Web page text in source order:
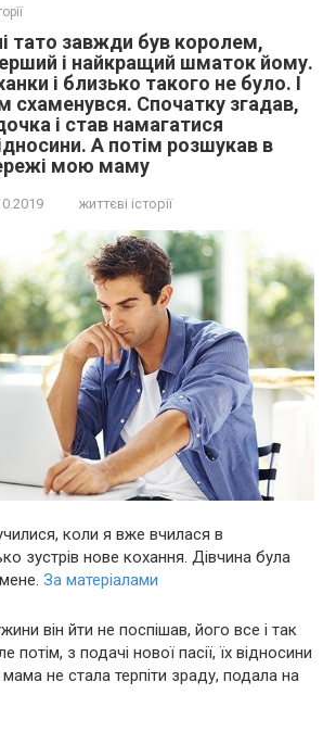
тато завжди був королем,
і найкращий шматок йому.
і близько такого не було. І
схаменувся. Спочатку згадав,
і став намагатися
А потім розшукав в
мою маму
життєві історії
коли я вже вчилася в
зустрів нове кохання. Дівчина була
За матеріалами
він йти не поспішав, його все і так
потім, з подачі нової пасії, їх відносини
не стала терпіти зрaду, подала на